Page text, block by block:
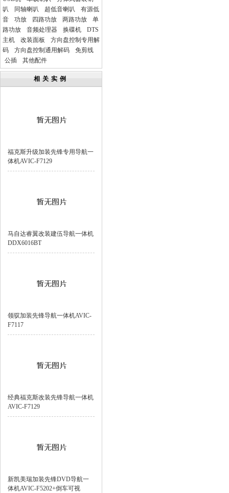
叭
同轴喇叭 超低音喇叭
有源低
音
功放 四路功放 两路功放
单
路功放
音频处理器 换碟机
DTS
主机
改装面板
方向盘控制专用解
码
方向盘控制通用解码
免剪线
公插
其他配件
相关实例
福克斯升级加装先锋专用导航一
体机AVIC-F7129
马自达睿翼改装建伍导航一体机
DDX6016BT
领驭加装先锋导航一体机AVIC-
F7117
经典福克斯改装先锋导航一体机
AVIC-F7129
新凯美瑞加装先锋DVD导航一
体机AVIC-F5202+倒车可视